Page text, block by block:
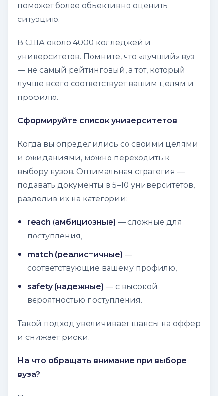
поможет более объективно оценить
ситуацию.
В США около 4000 колледжей и
университетов. Помните, что «лучший» вуз
— не самый рейтинговый, а тот, который
лучше всего соответствует вашим целям и
профилю.
Сформируйте список университетов
Когда вы определились со своими целями
и ожиданиями, можно переходить к
выбору вузов. Оптимальная стратегия —
подавать документы в 5–10 университетов,
разделив их на категории:
reach (амбициозные) — сложные для
поступления,
match (реалистичные) —
соответствующие вашему профилю,
safety (надежные) — с высокой
вероятностью поступления.
Такой подход увеличивает шансы на оффер
и снижает риски.
На что обращать внимание при выборе
вуза?